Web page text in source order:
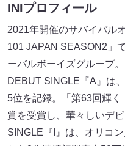
INIプロフィール
2021年開催のサバイバル
101 JAPAN SEASON2」
ーバルボーイズグループ。
DEBUT SINGLE『A』は
5位を記録。「第63回輝く
賞を受賞し、華々しいデ
SINGLE『I』は、オリコ